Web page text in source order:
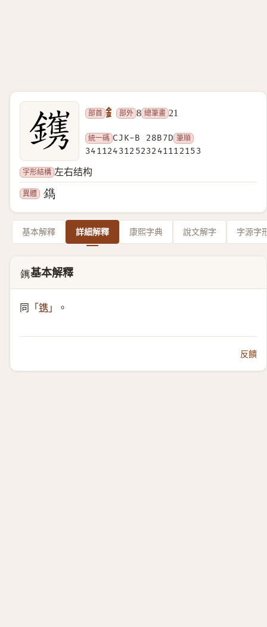
部首 釒 部外 8 總筆畫 21
統一碼 CJK-B 28B7D 筆順
341124312523241112153
字形結構 左右结构
異體
基本解釋 詳細解釋 康熙字典 說文解字 字源字
𨭽基本解釋
同 「 镌 」 。
反饋